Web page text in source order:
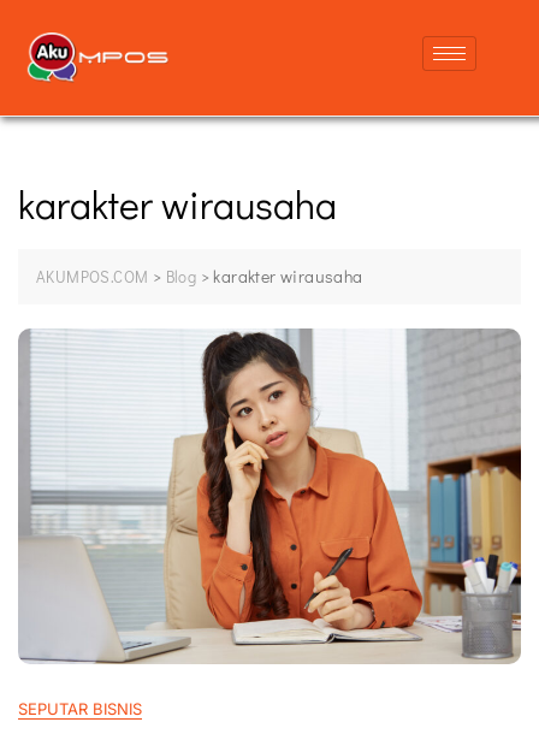
karakter wirausaha
AKUMPOS.COM > Blog > karakter wirausaha
SEPUTAR BISNIS